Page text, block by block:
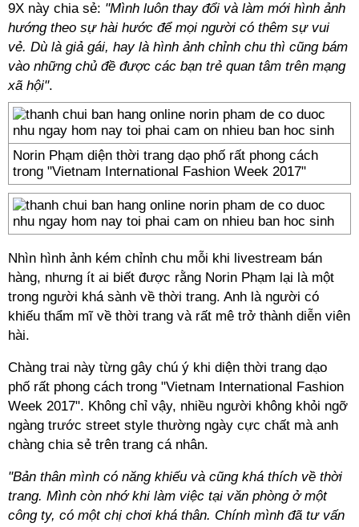
9X này chia sẻ: "Mình luôn thay đổi và làm mới hình ảnh
hướng theo sự hài hước để mọi người có thêm sự vui
vẻ. Dù là giả gái, hay là hình ảnh chỉnh chu thì cũng bám
vào những chủ đề được các bạn trẻ quan tâm trên mạng
xã hội".
Norin Phạm diện thời trang dạo phố rất phong cách
trong "Vietnam International Fashion Week 2017"
Nhìn hình ảnh kém chỉnh chu mỗi khi livestream bán
hàng, nhưng ít ai biết được rằng Norin Phạm lại là một
trong người khá sành về thời trang. Anh là người có
khiếu thẩm mĩ về thời trang và rất mê trở thành diễn viên
hài.
Chàng trai này từng gây chú ý khi diện thời trang dạo
phố rất phong cách trong "Vietnam International Fashion
Week 2017". Không chỉ vậy, nhiều người không khỏi ngỡ
ngàng trước street style thường ngày cực chất mà anh
chàng chia sẻ trên trang cá nhân.
"Bản thân mình có năng khiếu và cũng khá thích về thời
trang. Mình còn nhớ khi làm việc tại văn phòng ở một
công ty, có một chị chơi khá thân. Chính mình đã tư vấn